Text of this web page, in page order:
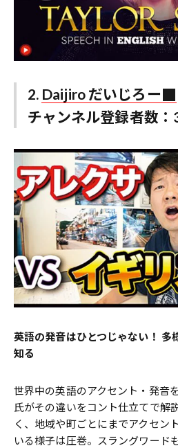
2. Daijiro だいじろー
チャンネル登録者数：
英語の発音はひとつじゃない！ 多
知る
世界中の英語のアクセント・発音
氏がその違いをコント仕立てで解
く、地域や町ごとにまでアクセン
いる様子は圧巻。スラングワード